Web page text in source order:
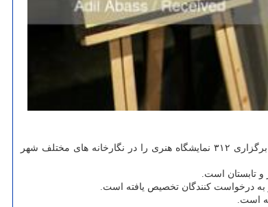
به گزارش موزیک خوان به نقل از واحد ارتباطات و رسانه مرکز هنرهای تجسمی، بر پایه گزارش مذکور، این مرکز طی شش ماهه نخست سال ۱۴۰۱، مجوز برگزاری ۳۱۲ نمایشگاه هنری را در نگارخانه های مختلف شهر
درخواست کنندگان تخصیص یافته است.